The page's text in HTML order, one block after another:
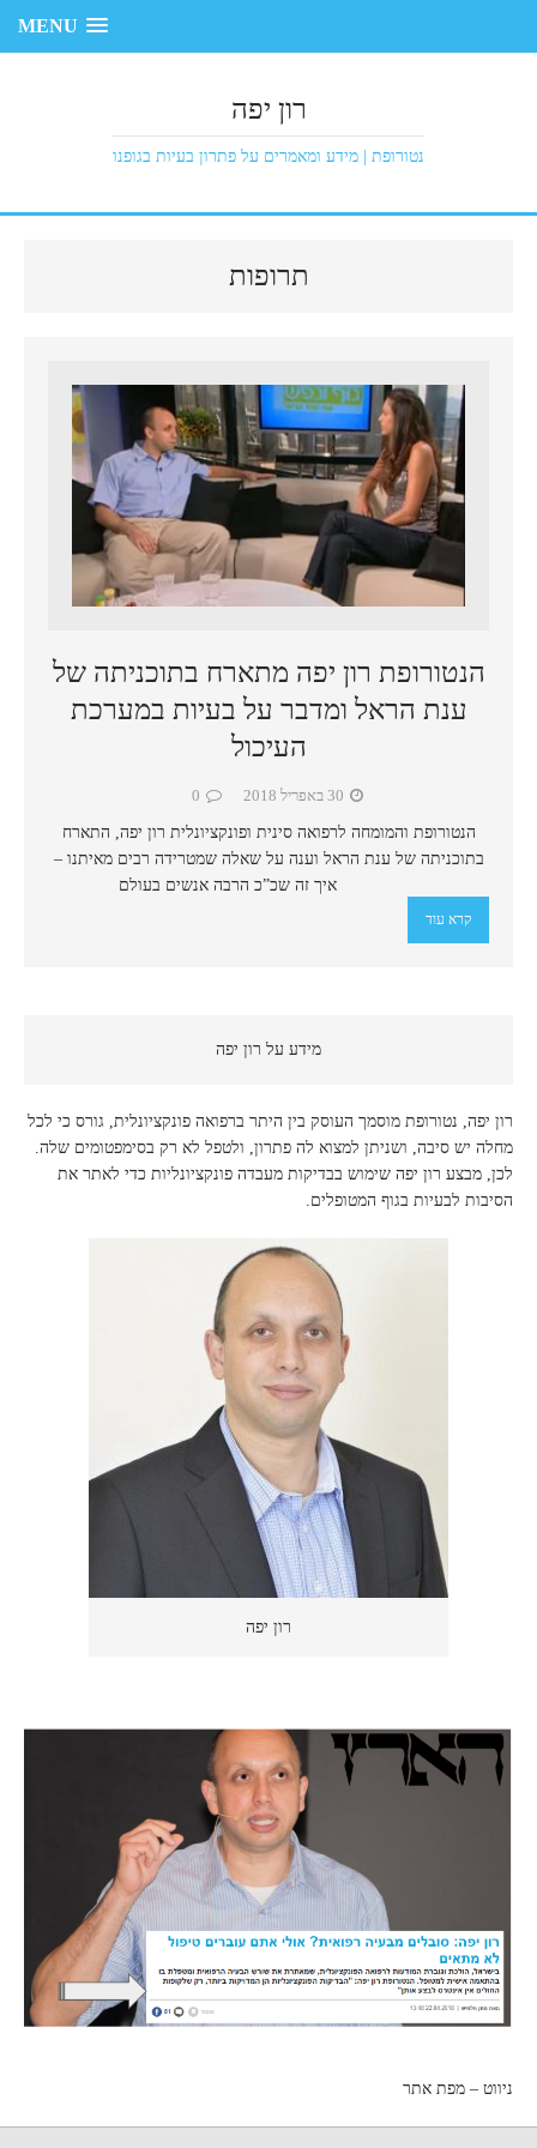
MENU
רון יפה
נטורופת | מידע ומאמרים על פתרון בעיות בגופנו
תרופות
הנטורופת רון יפה מתארח בתוכניתה של
ענת הראל ומדבר על בעיות במערכת
העיכול
30 באפריל 2018 0
הנטורופת והמומחה לרפואה סינית ופונקציונלית רון יפה, התארח
בתוכניתה של ענת הראל וענה על שאלה שמטרידה רבים מאיתנו –
איך זה שכ”כ הרבה אנשים בעולם
קרא עוד
מידע על רון יפה
רון יפה, נטורופת מוסמך העוסק בין היתר ברפואה פונקציונלית, גורס כי לכל
מחלה יש סיבה, ושניתן למצוא לה פתרון, ולטפל לא רק בסימפטומים שלה.
לכן, מבצע רון יפה שימוש בבדיקות מעבדה פונקציונליות כדי לאתר את
הסיבות לבעיות בגוף המטופלים.
רון יפה
ניווט – מפת אתר